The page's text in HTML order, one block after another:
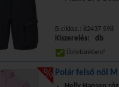
B.cikksz.: 82437 598
Kiszerelés: db
Üzletünkben!
Polár felső női M